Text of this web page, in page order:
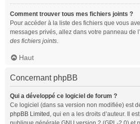
Comment trouver tous mes fichiers joints ?
Pour accéder à la liste des fichiers que vous
messages privés, allez dans votre panneau de
des fichiers joints.
Haut
Concernant phpBB
Qui a développé ce logiciel de forum ?
Ce logiciel (dans sa version non modifiée) est
phpBB Limited , qui en a les droits d’auteur. Il